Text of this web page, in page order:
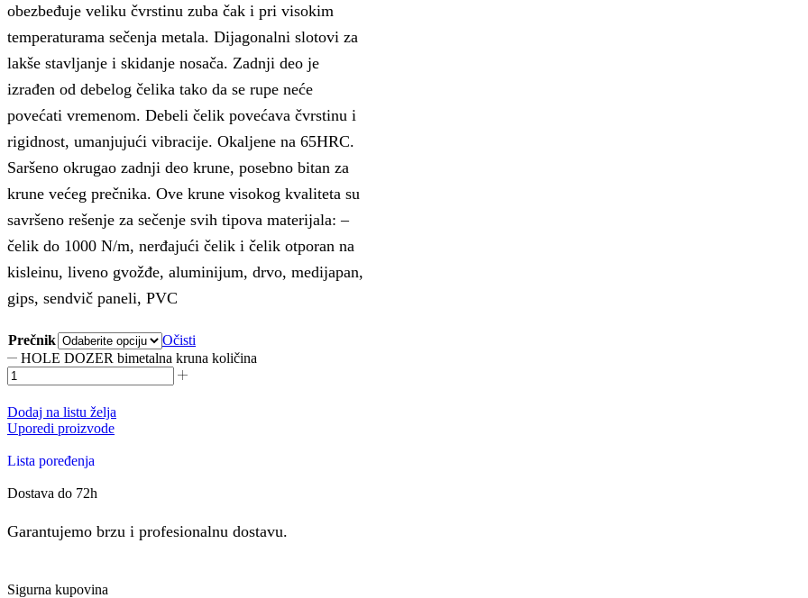
obezbeđuje veliku čvrstinu zuba čak i pri visokim
temperaturama sečenja metala. Dijagonalni slotovi za
lakše stavljanje i skidanje nosača. Zadnji deo je
izrađen od debelog čelika tako da se rupe neće
povećati vremenom. Debeli čelik povećava čvrstinu i
rigidnost, umanjujući vibracije. Okaljene na 65HRC.
Saršeno okrugao zadnji deo krune, posebno bitan za
krune većeg prečnika. Ove krune visokog kvaliteta su
savršeno rešenje za sečenje svih tipova materijala: –
čelik do 1000 N/m, nerđajući čelik i čelik otporan na
kisleinu, liveno gvožđe, aluminijum, drvo, medijapan,
gips, sendvič paneli, PVC
Prečnik
Očisti
HOLE DOZER bimetalna kruna količina
Dodaj na listu želja
Uporedi proizvode
Lista poređenja
Dostava do 72h
Garantujemo brzu i profesionalnu dostavu.
Sigurna kupovina